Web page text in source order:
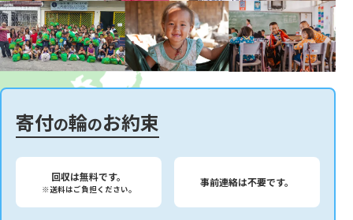
寄付の輪のお約束
回収は無料です。
※送料はご負担ください。
事前連絡は不要です。